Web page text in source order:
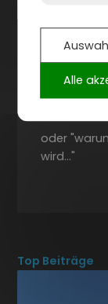
Florian
oder
wird..."
Top Beiträge
Alle